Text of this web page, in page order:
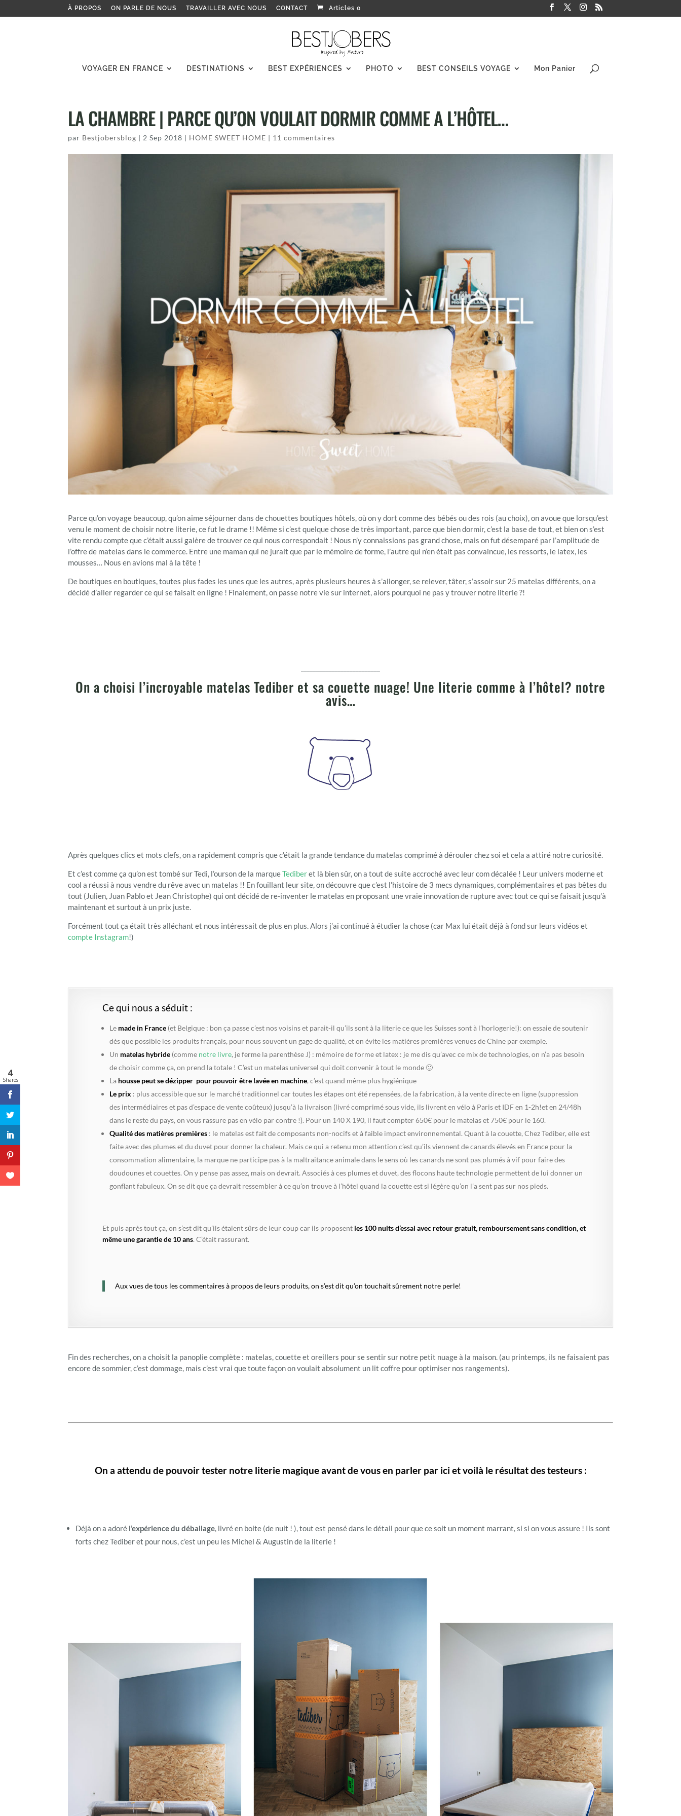
À PROPOS ON PARLE DE NOUS TRAVAILLER AVEC NOUS CONTACT Articles 0
VOYAGER EN FRANCE DESTINATIONS BEST EXPÉRIENCES PHOTO BEST CONSEILS VOYAGE Mon Panier
LA CHAMBRE | PARCE QU’ON VOULAIT DORMIR COMME A L’HÔTEL…
par Bestjobersblog | 2 Sep 2018 | HOME SWEET HOME | 11 commentaires
Parce qu’on voyage beaucoup, qu’on aime séjourner dans de chouettes boutiques hôtels, où on y dort comme des bébés ou des rois (au choix), on avoue que lorsqu’est
venu le moment de choisir notre literie, ce fut le drame !! Même si c’est quelque chose de très important, parce que bien dormir, c’est la base de tout, et bien on s’est
vite rendu compte que c’était aussi galère de trouver ce qui nous correspondait ! Nous n’y connaissions pas grand chose, mais on fut désemparé par l’amplitude de
l’offre de matelas dans le commerce. Entre une maman qui ne jurait que par le mémoire de forme, l’autre qui n’en était pas convaincue, les ressorts, le latex, les
mousses… Nous en avions mal à la tête !
De boutiques en boutiques, toutes plus fades les unes que les autres, après plusieurs heures à s’allonger, se relever, tâter, s’assoir sur 25 matelas différents, on a
décidé d’aller regarder ce qui se faisait en ligne ! Finalement, on passe notre vie sur internet, alors pourquoi ne pas y trouver notre literie ?!
On a choisi l’incroyable matelas Tediber et sa couette nuage! Une literie comme à l’hôtel? notre
avis…
Après quelques clics et mots clefs, on a rapidement compris que c’était la grande tendance du matelas comprimé à dérouler chez soi et cela a attiré notre curiosité.
Et c’est comme ça qu’on est tombé sur Tedi, l’ourson de la marqueTediberet là bien sûr, on a tout de suite accroché avec leur com décalée ! Leur univers moderne et
cool a réussi à nous vendre du rêve avec un matelas !! En fouillant leur site, on découvre que c’est l’histoire de 3 mecs dynamiques, complémentaires et pas bêtes du
tout (Julien, Juan Pablo et Jean Christophe) qui ont décidé de re-inventer le matelas en proposant une vraie innovation de rupture avec tout ce qui se faisait jusqu’à
maintenant et surtout à un prix juste.
Forcément tout ça était très alléchant et nous intéressait de plus en plus. Alors j’ai continué à étudier la chose (car Max lui était déjà à fond sur leurs vidéos et
compte Instagram!)
Ce qui nous a séduit :
Le made in France (et Belgique : bon ça passe c’est nos voisins et parait-il qu’ils sont à la literie ce que les Suisses sont à l’horlogerie!): on essaie de soutenir
dès que possible les produits français, pour nous souvent un gage de qualité, et on évite les matières premières venues de Chine par exemple.
Un matelas hybride (comme notre livre, je ferme la parenthèse J) : mémoire de forme et latex : je me dis qu’avec ce mix de technologies, on n’a pas besoin
de choisir comme ça, on prend la totale ! C’est un matelas universel qui doit convenir à tout le monde 🙂
La housse peut se dézipper pour pouvoir être lavée en machine, c’est quand même plus hygiénique
Le prix : plus accessible que sur le marché traditionnel car toutes les étapes ont été repensées, de la fabrication, à la vente directe en ligne (suppression
des intermédiaires et pas d’espace de vente coûteux) jusqu’à la livraison (livré comprimé sous vide, ils livrent en vélo à Paris et IDF en 1-2h!et en 24/48h
dans le reste du pays, on vous rassure pas en vélo par contre !). Pour un 140 X 190, il faut compter 650€ pour le matelas et 750€ pour le 160.
Qualité des matières premières : le matelas est fait de composants non-nocifs et à faible impact environnemental. Quant à la couette, Chez Tediber, elle est
faite avec des plumes et du duvet pour donner la chaleur. Mais ce qui a retenu mon attention c’est qu’ils viennent de canards élevés en France pour la
consommation alimentaire, la marque ne participe pas à la maltraitance animale dans le sens où les canards ne sont pas plumés à vif pour faire des
doudounes et couettes. On y pense pas assez, mais on devrait. Associés à ces plumes et duvet, des flocons haute technologie permettent de lui donner un
gonflant fabuleux. On se dit que ça devrait ressembler à ce qu’on trouve à l’hôtel quand la couette est si légère qu’on l’a sent pas sur nos pieds.
Et puis après tout ça, on s’est dit qu’ils étaient sûrs de leur coup car ils proposent les 100 nuits d’essai avec retour gratuit, remboursement sans condition, et
même une garantie de 10 ans. C’était rassurant.
Aux vues de tous les commentaires à propos de leurs produits, on s’est dit qu’on touchait sûrement notre perle!
Fin des recherches, on a choisit la panoplie complète : matelas, couette et oreillers pour se sentir sur notre petit nuage à la maison. (au printemps, ils ne faisaient pas
encore de sommier, c’est dommage, mais c’est vrai que toute façon on voulait absolument un lit coffre pour optimiser nos rangements).
On a attendu de pouvoir tester notre literie magique avant de vous en parler par ici et voilà le résultat des testeurs :
Déjà on a adoré l’expérience du déballage , livré en boite (de nuit ! ), tout est pensé dans le détail pour que ce soit un moment marrant, si si on vous assure ! Ils sont
forts chez Tediber et pour nous, c’est un peu les Michel & Augustin de la literie !
4
Shares